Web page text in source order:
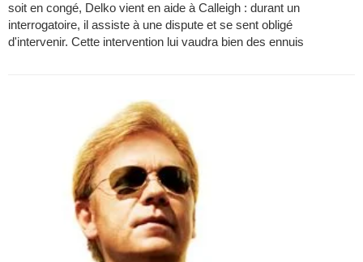
soit en congé, Delko vient en aide à Calleigh : durant un
interrogatoire, il assiste à une dispute et se sent obligé
d'intervenir. Cette intervention lui vaudra bien des ennuis